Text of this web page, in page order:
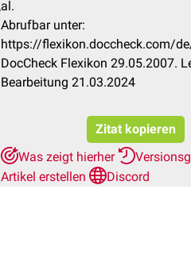
al.
Abrufbar unter:
https://flexikon.doccheck.com/
DocCheck Flexikon 29.05.2007.
Bearbeitung 21.03.2024
Zitat kopieren
Was zeigt hierher
Artikel erstellen
Discord